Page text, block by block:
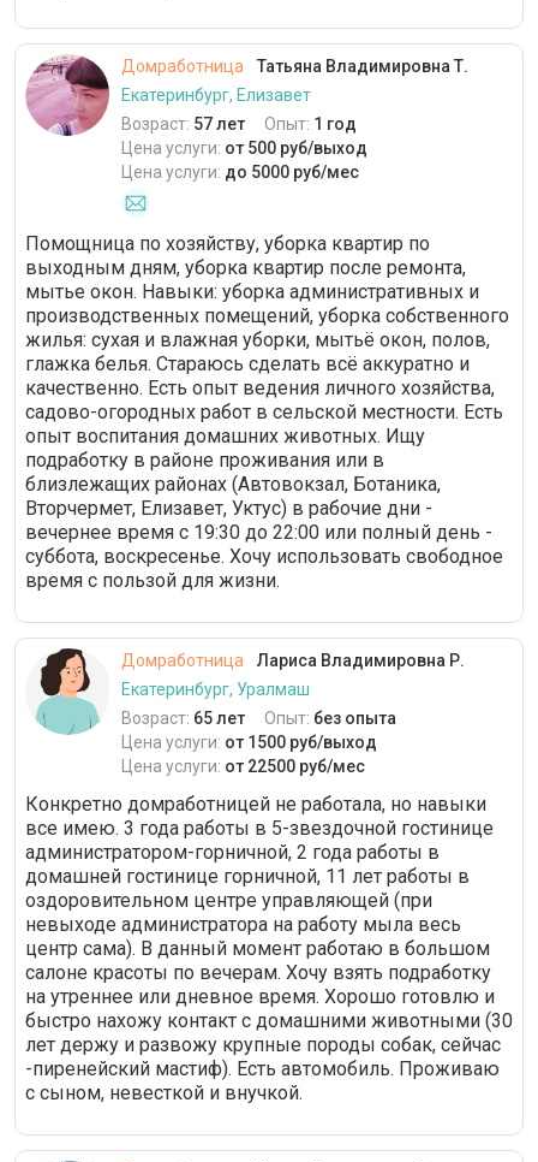
Домработница
Татьяна Владимировна Т.
Екатеринбург, Елизавет
Возраст: 57 лет Опыт: 1 год
Цена услуги: от 500 руб/выход
Цена услуги: до 5000 руб/мес
Помощница по хозяйству, уборка квартир по
выходным дням, уборка квартир после ремонта,
мытье окон. Навыки: уборка административных и
производственных помещений, уборка собственного
жилья: сухая и влажная уборки, мытьё окон, полов,
глажка белья. Стараюсь сделать всё аккуратно и
качественно. Есть опыт ведения личного хозяйства,
садово-огородных работ в сельской местности. Есть
опыт воспитания домашних животных. Ищу
подработку в районе проживания или в
близлежащих районах (Автовокзал, Ботаника,
Вторчермет, Елизавет, Уктус) в рабочие дни -
вечернее время с 19:30 до 22:00 или полный день -
суббота, воскресенье. Хочу использовать свободное
время с пользой для жизни.
Домработница
Лариса Владимировна Р.
Екатеринбург, Уралмаш
Возраст: 65 лет Опыт: без опыта
Цена услуги: от 1500 руб/выход
Цена услуги: от 22500 руб/мес
Конкретно домработницей не работала, но навыки
все имею. 3 года работы в 5-звездочной гостинице
администратором-горничной, 2 года работы в
домашней гостинице горничной, 11 лет работы в
оздоровительном центре управляющей (при
невыходе администратора на работу мыла весь
центр сама). В данный момент работаю в большом
салоне красоты по вечерам. Хочу взять подработку
на утреннее или дневное время. Хорошо готовлю и
быстро нахожу контакт с домашними животными (30
лет держу и развожу крупные породы собак, сейчас
-пиренейский мастиф). Есть автомобиль. Проживаю
с сыном, невесткой и внучкой.